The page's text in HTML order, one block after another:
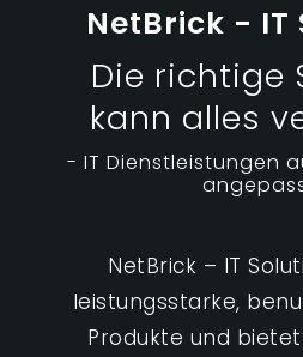
NetBrick - IT
Die richtige
kann alles
- IT Dienstleistungen
NetBrick – IT
leistungsstarke,
Produkte und